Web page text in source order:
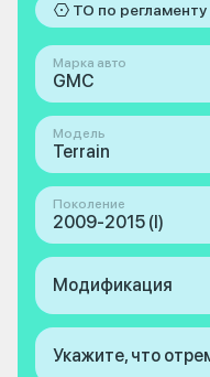
ТО по регламенту
Марка авто
GMC
Модель
Terrain
Поколение
2009-2015 (I)
Модификация
Укажите, что